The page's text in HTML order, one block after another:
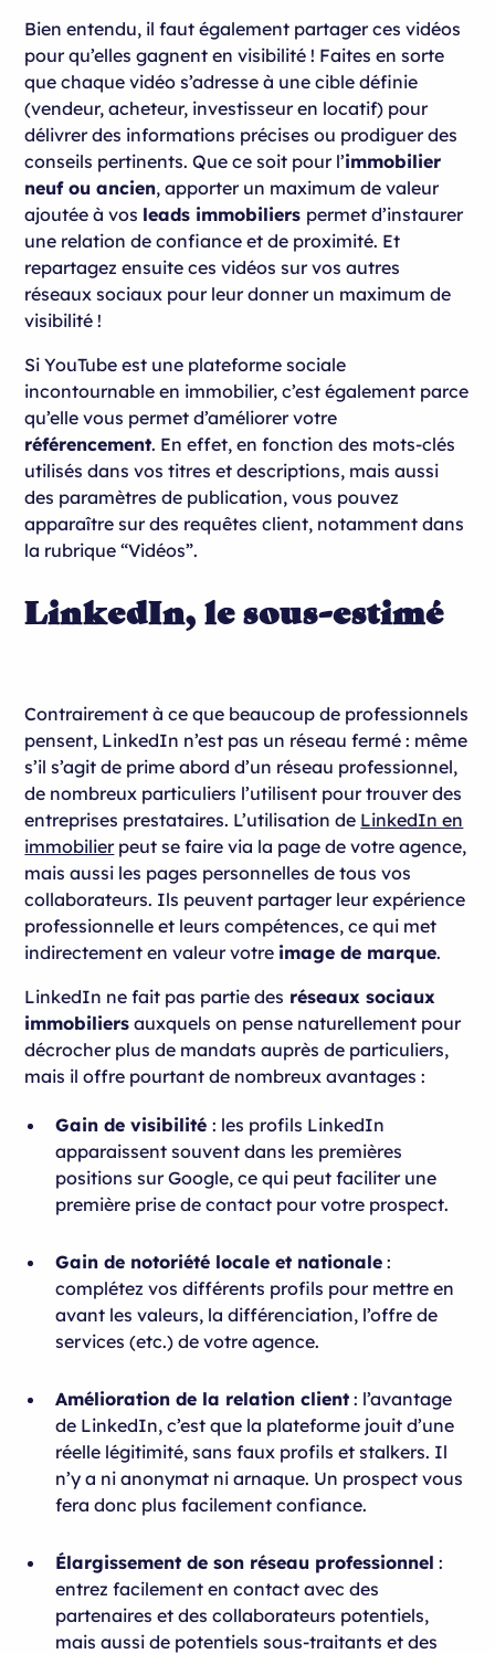
Bien entendu, il faut également partager ces vidéos
pour qu’elles gagnent en visibilité ! Faites en sorte
que chaque vidéo s’adresse à une cible définie
(vendeur, acheteur, investisseur en locatif) pour
délivrer des informations précises ou prodiguer des
conseils pertinents. Que ce soit pour l’immobilier
neuf ou ancien, apporter un maximum de valeur
ajoutée à vos leads immobiliers permet d’instaurer
une relation de confiance et de proximité. Et
repartagez ensuite ces vidéos sur vos autres
réseaux sociaux pour leur donner un maximum de
visibilité !
Si YouTube est une plateforme sociale
incontournable en immobilier, c’est également parce
qu’elle vous permet d’améliorer votre
référencement. En effet, en fonction des mots-clés
utilisés dans vos titres et descriptions, mais aussi
des paramètres de publication, vous pouvez
apparaître sur des requêtes client, notamment dans
la rubrique “Vidéos”.
LinkedIn, le sous-estimé
Contrairement à ce que beaucoup de professionnels
pensent, LinkedIn n’est pas un réseau fermé : même
s’il s’agit de prime abord d’un réseau professionnel,
de nombreux particuliers l’utilisent pour trouver des
entreprises prestataires. L’utilisation de LinkedIn en
immobilierpeut se faire via la page de votre agence,
mais aussi les pages personnelles de tous vos
collaborateurs. Ils peuvent partager leur expérience
professionnelle et leurs compétences, ce qui met
indirectement en valeur votre image de marque.
LinkedIn ne fait pas partie des réseaux sociaux
immobiliers auxquels on pense naturellement pour
décrocher plus de mandats auprès de particuliers,
mais il offre pourtant de nombreux avantages :
Gain de visibilité: les profils LinkedIn
apparaissent souvent dans les premières
positions sur Google, ce qui peut faciliter une
première prise de contact pour votre prospect.
Gain de notoriété locale et nationale :
complétez vos différents profils pour mettre en
avant les valeurs, la différenciation, l’offre de
services (etc.) de votre agence.
Amélioration de la relation client : l’avantage
de LinkedIn, c’est que la plateforme jouit d’une
réelle légitimité, sans faux profils et stalkers. Il
n’y a ni anonymat ni arnaque. Un prospect vous
fera donc plus facilement confiance.
Élargissement de son réseau professionnel :
entrez facilement en contact avec des
partenaires et des collaborateurs potentiels,
mais aussi de potentiels sous-traitants et des